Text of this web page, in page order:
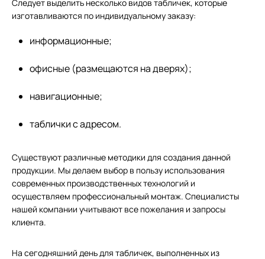
Следует выделить несколько видов табличек, которые
изготавливаются по индивидуальному заказу:
информационные;
офисные (размещаются на дверях);
навигационные;
таблички с адресом.
Существуют различные методики для создания данной
продукции. Мы делаем выбор в пользу использования
современных производственных технологий и
осуществляем профессиональный монтаж. Специалисты
нашей компании учитывают все пожелания и запросы
клиента.
На сегодняшний день для табличек, выполненных из
Печать на перфорированной пленке
Календари
Блокноты
Открытки
Таблички
Уголки потребителя
Роллапы
Печать проектов
Печать чертежей
Дизайн полиграфии
Дизайн рекламных конструкций
Подготовка наклеек
Коллажи